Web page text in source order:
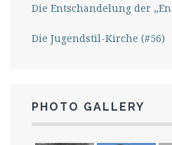
Die Entschandelung der
Die Jugendstil-Kirche (#56)
PHOTO GALLERY